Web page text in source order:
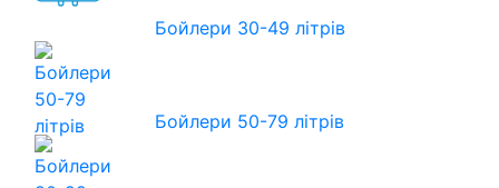
Бойлери 30-49 літрів
Бойлери 50-79 літрів